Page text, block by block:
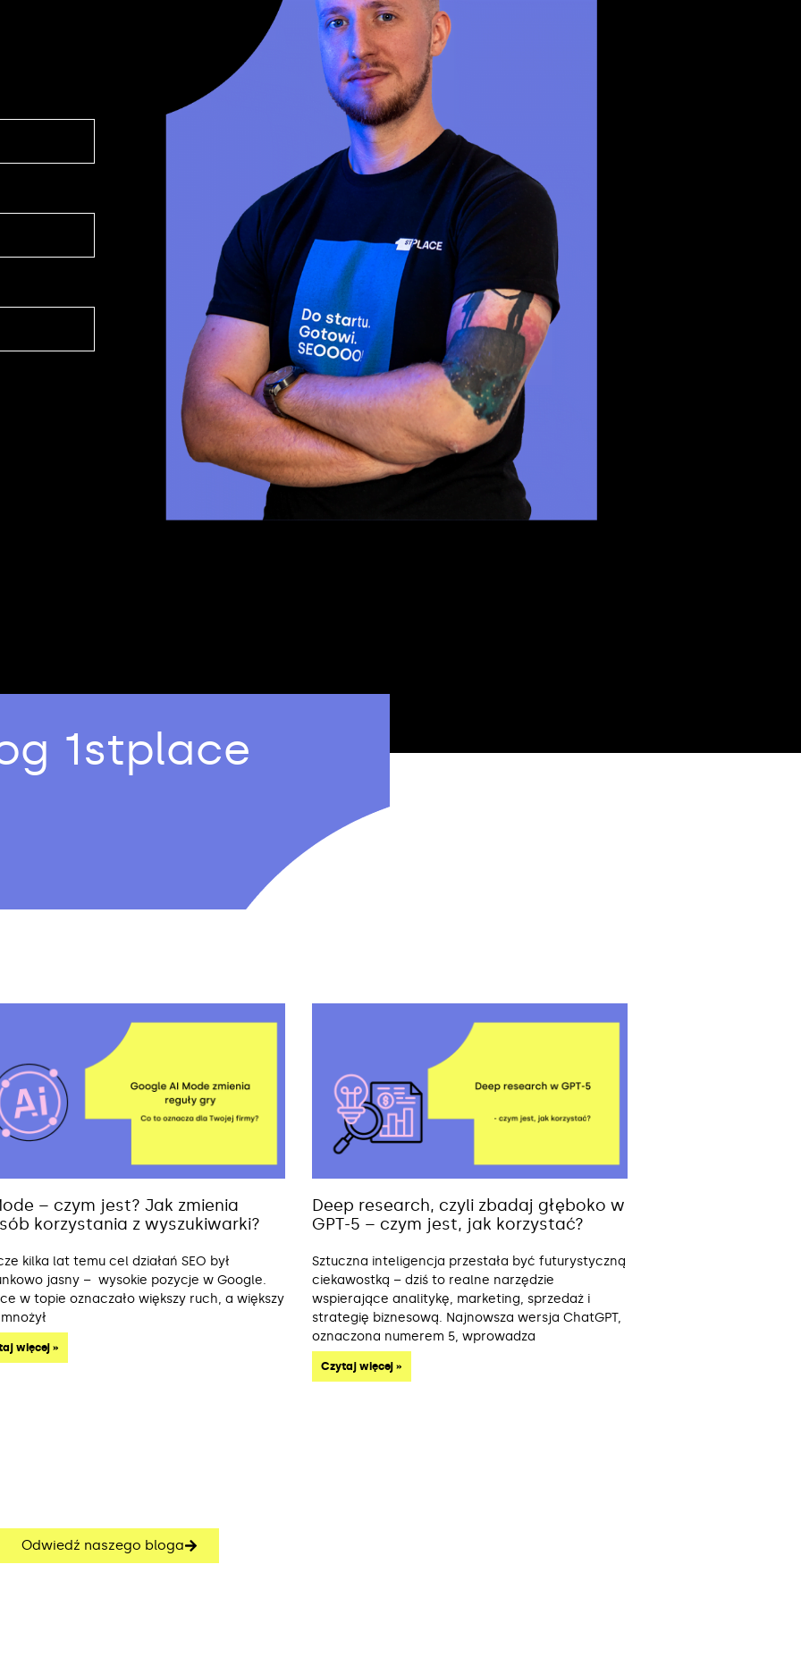
1stplace
– czym jest? Jak zmienia
korzystania z wyszukiwarki?
kilka lat temu cel działań SEO był
jasny – wysokie pozycje w Google.
w topie oznaczało większy ruch, a większy
więcej »
Deep research, czyli zbadaj głęboko w
GPT-5 – czym jest, jak korzystać?
Sztuczna inteligencja przestała być futurystyczną
ciekawostką – dziś to realne narzędzie
wspierające analitykę, marketing, sprzedaż i
strategię biznesową. Najnowsza wersja ChatGPT,
oznaczona numerem 5, wprowadza
Czytaj więcej »
Odwiedź naszego bloga